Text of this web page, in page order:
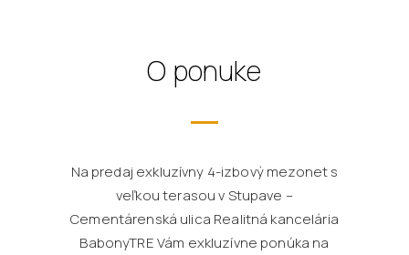
O ponuke
Na predaj exkluzívny 4-izbový mezonet s
veľkou terasou v Stupave –
Cementárenská ulica Realitná kancelária
BabonyTRE Vám exkluzívne ponúka na